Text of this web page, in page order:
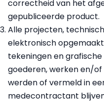
correctheid van het
gepubliceerde product.
Alle projecten,
elektronisch
tekeningen en
goederen, werken en/
werden of vermeld in
medecontractant